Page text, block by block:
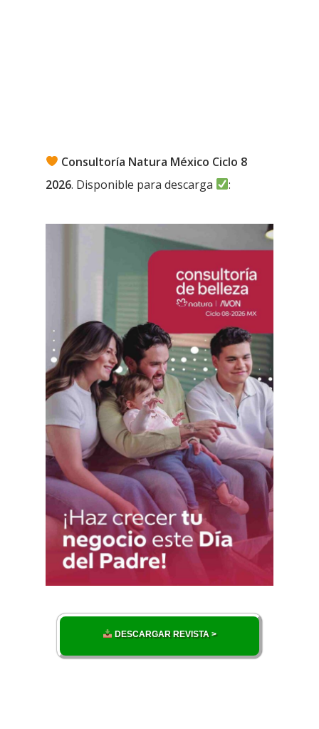
Consultoría Natura México Ciclo 8
2026. Disponible para descarga :
DESCARGAR REVISTA >